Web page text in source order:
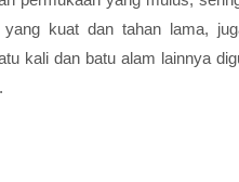
kuat dan tahan lama,
kali dan batu alam lainnya